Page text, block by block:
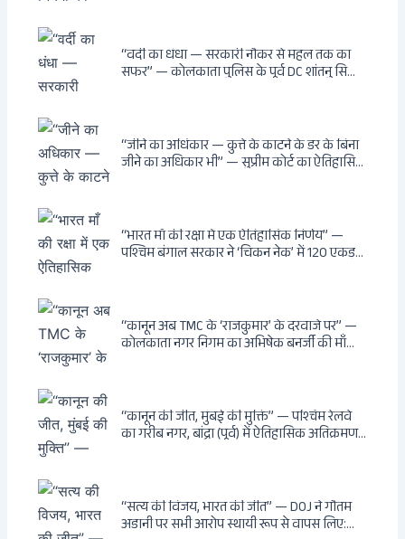
“वर्दी का धंधा — सरकारी नौकर से महल तक का
सफर” — कोलकाता पुलिस के पूर्व DC शांतनु सिन्हा
भूमिका — ED ने गिरफ्तार किया
“जीने का अधिकार — कुत्ते के काटने के डर के बिना
जीने का अधिकार भी” — सुप्रीम कोर्ट का ऐतिहासिक
अनुमति, राज्यों को 10 कड़े निर्देश
“भारत माँ की रक्षा में एक ऐतिहासिक निर्णय” —
पश्चिम बंगाल सरकार ने ‘चिकन नेक’ में 120 एकड़
दुश्मनों की नींद उड़ाई
“कानून अब TMC के ‘राजकुमार’ के दरवाजे पर” —
कोलकाता नगर निगम का अभिषेक बनर्जी की माँ
वंशवाद के भ्रष्टाचार की सम्पूर्ण कहानी
“कानून की जीत, मुंबई की मुक्ति” — पश्चिम रेलवे
का गरीब नगर, बांद्रा (पूर्व) में ऐतिहासिक अतिक्रमण-
“सत्य की विजय, भारत की जीत” — DOJ ने गौतम
अडानी पर सभी आरोप स्थायी रूप से वापस लिए: